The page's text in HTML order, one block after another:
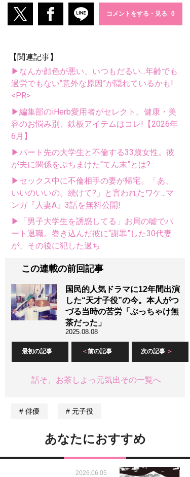
コメントをする・見る
【関連記事】
▶なんか顔色が悪い、いつもだるい...年齢でも
過労でもない“意外な原因”が隠れているかも!
<PR>
▶編集部のiHerb愛用者がセレクト。健康・美
容のお悩み別、鉄板アイテムはコレ!【2026年
6月】
▶パート先の大学生と不倫する33歳女性。彼
が夫に関係をぶちまけた“てん末”とは?
▶セックス中に不倫相手の妻が帰宅。「あ、
いいのいいの。続けて?」と言われたワケ...マ
ンガ『人妻A』3話を無料公開!
▶「男子大学生を誘惑してる」お局の嘘でパ
ート退職。巻き込んだ彼に“謝罪”した30代妻
が、その後に犯した過ち
この連載の前回記事
国民的人気ドラマに12年間出演
した“天才子役”の今。本人がつ
づる当時の苦労「ぶっちゃけ無
茶だった」
2025.08.08
最初の記事 前の記事 次の記事
話そ、お茶しよっ元気出その一覧へ
俳優 元子役
あなたにおすすめ
2026.06.05